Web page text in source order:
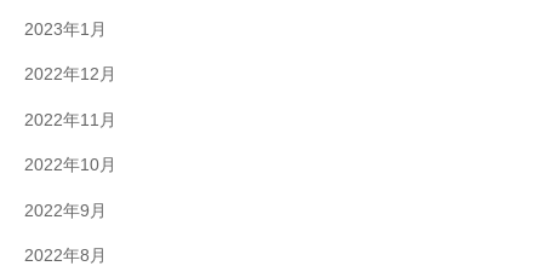
2023年1月
2022年12月
2022年11月
2022年10月
2022年9月
2022年8月